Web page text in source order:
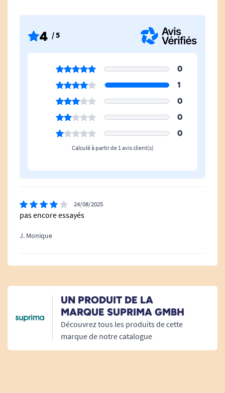
4 / 5
0
1
0
0
0
Calculé à partir de 1 avis client(s)
24/08/2025
pas encore essayés
J. Monique
UN PRODUIT DE LA
MARQUE SUPRIMA GMBH
Découvrez tous les produits de cette
marque de notre catalogue